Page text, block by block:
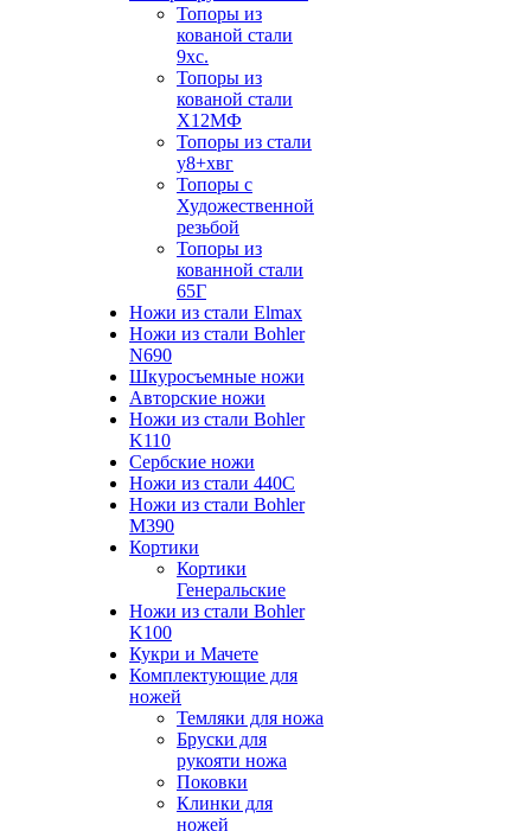
Топоры из
кованой стали
9хс.
Топоры из
кованой стали
Х12МФ
Топоры из стали
у8+хвг
Топоры с
Художественной
резьбой
Топоры из
кованной стали
65Г
Ножи из стали Elmax
Ножи из стали Bohler
N690
Шкуросъемные ножи
Авторские ножи
Ножи из стали Bohler
K110
Сербские ножи
Ножи из стали 440С
Ножи из стали Bohler
M390
Кортики
Кортики
Генеральские
Ножи из стали Bohler
K100
Кукри и Мачете
Комплектующие для
ножей
Темляки для ножа
Бруски для
рукояти ножа
Поковки
Клинки для
ножей